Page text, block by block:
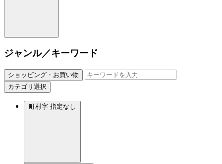
ジャンル／キーワード
ショッピング・お買い物
カテゴリ選択
町村字 指定なし